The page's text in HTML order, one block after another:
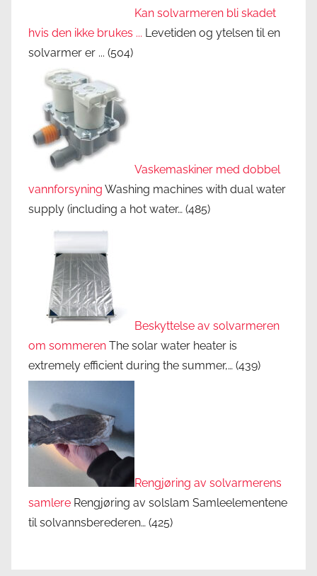
Kan solvarmeren bli skadet
hvis den ikke brukes ... Levetiden og ytelsen til en
solvarmer er ... (504)
Vaskemaskiner med dobbel
vannforsyning Washing machines with dual water
supply (including a hot water… (485)
Beskyttelse av solvarmeren
om sommeren The solar water heater is
extremely efficient during the summer,… (439)
Rengjøring av solvarmerens
samlere Rengjøring av solslam Samleelementene
til solvannsberederen… (425)